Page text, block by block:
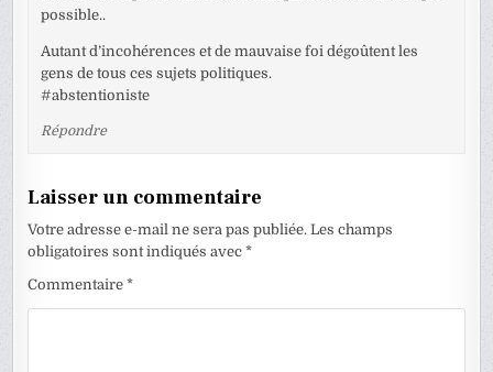
possible..
Autant d’incohérences et de mauvaise foi dégoûtent les
gens de tous ces sujets politiques.
#abstentioniste
Répondre
Laisser un commentaire
Votre adresse e-mail ne sera pas publiée. Les champs
obligatoires sont indiqués avec*
Commentaire*